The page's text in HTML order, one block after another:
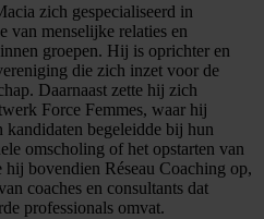
zich gespecialiseerd in
van menselijke relaties en
groepen. Hij is oprichter en
die zich inzet voor de
Daarnaast zette hij zich
Force Femmes, waar hij
begeleidde bij hun
omscholing of het opstarten van
bovendien Réseau Coaching op,
coaches en consultants dat
professionals omvat.